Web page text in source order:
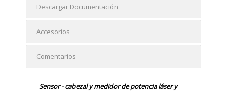
Descargar Documentación
Accesorios
Comentarios
Sensor - cabezal y medidor de potencia láser y